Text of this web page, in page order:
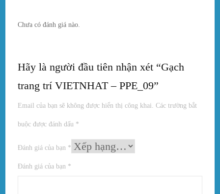
Chưa có đánh giá nào.
Hãy là người đầu tiên nhận xét “Gạch
trang trí VIETNHAT – PPE_09”
Email của bạn sẽ không được hiển thị công khai. Các trường bắt
buộc được đánh dấu *
Đánh giá của bạn *
Đánh giá của bạn *